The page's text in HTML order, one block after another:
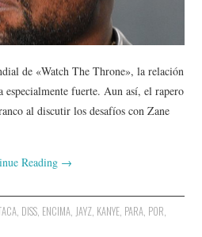
de «Watch The Throne», la relación
especialmente fuerte. Aun así, el rapero
al discutir los desafíos con Zane
Reading →
, DISS, ENCIMA, JAYZ, KANYE, PARA, POR,